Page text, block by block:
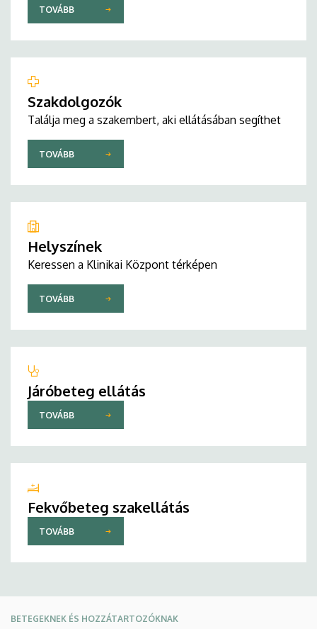
TOVÁBB
Szakdolgozók
Találja meg a szakembert, aki ellátásában segíthet
TOVÁBB
Helyszínek
Keressen a Klinikai Központ térképen
TOVÁBB
Járóbeteg ellátás
TOVÁBB
Fekvőbeteg szakellátás
TOVÁBB
BETEGEKNEK ÉS HOZZÁTARTOZÓKNAK